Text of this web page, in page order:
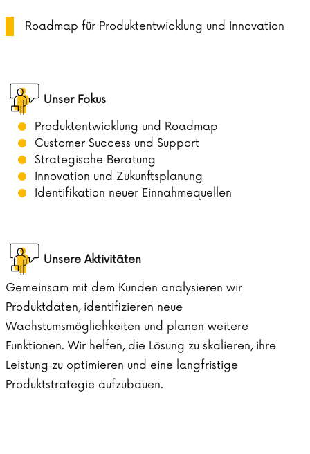
Roadmap für Produktentwicklung und Innovation
Unser Fokus
Produktentwicklung und Roadmap
Customer Success und Support
Strategische Beratung
Innovation und Zukunftsplanung
Identifikation neuer Einnahmequellen
Unsere Aktivitäten
Gemeinsam mit dem Kunden analysieren wir
Produktdaten, identifizieren neue
Wachstumsmöglichkeiten und planen weitere
Funktionen. Wir helfen, die Lösung zu skalieren, ihre
Leistung zu optimieren und eine langfristige
Produktstrategie aufzubauen.